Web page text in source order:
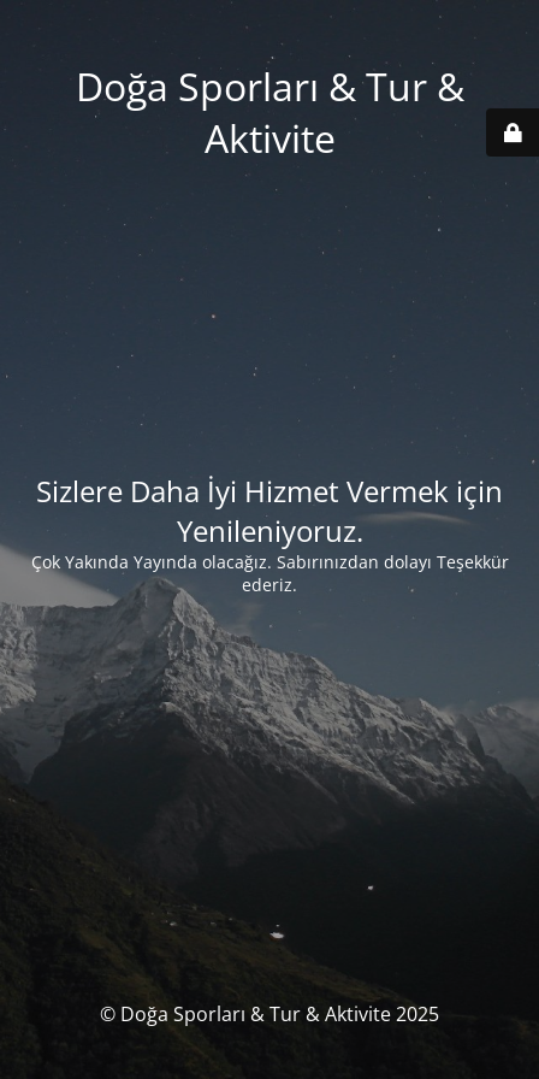
Doğa Sporları & Tur &
Aktivite
Sizlere Daha İyi Hizmet Vermek için
Yenileniyoruz.
Çok Yakında Yayında olacağız. Sabırınızdan dolayı Teşekkür
ederiz.
© Doğa Sporları & Tur & Aktivite 2025